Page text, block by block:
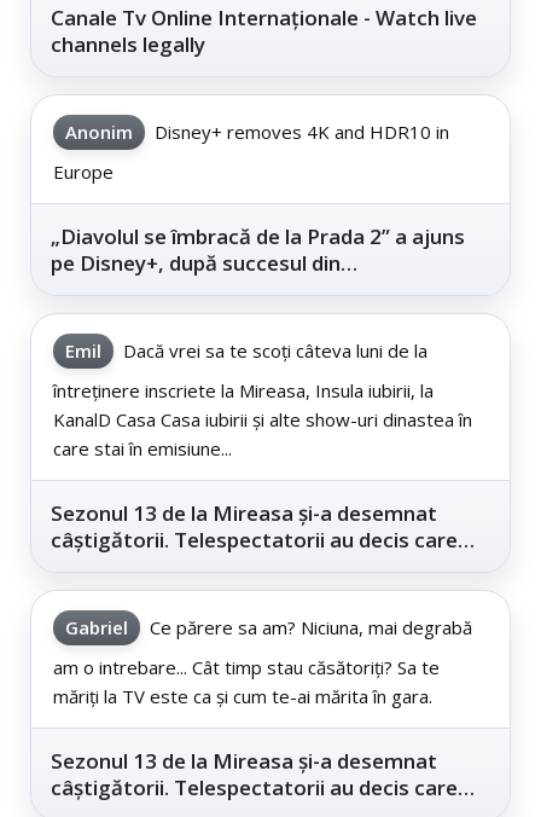
Canale Tv Online Internaționale - Watch live
channels legally
Anonim
Disney+ removes 4K and HDR10 in
Europe
„Diavolul se îmbracă de la Prada 2” a ajuns
pe Disney+, după succesul din
Emil
Dacă vrei sa te scoți câteva luni de la
întreținere inscriete la Mireasa, Insula iubirii, la
KanalD Casa Casa iubirii și alte show-uri dinastea în
care stai în emisiune...
Sezonul 13 de la Mireasa și-a desemnat
câștigătorii. Telespectatorii au decis care
Gabriel
Ce părere sa am? Niciuna, mai degrabă
am o intrebare... Cât timp stau căsătoriți? Sa te
măriți la TV este ca și cum te-ai mărita în gara.
Sezonul 13 de la Mireasa și-a desemnat
câștigătorii. Telespectatorii au decis care